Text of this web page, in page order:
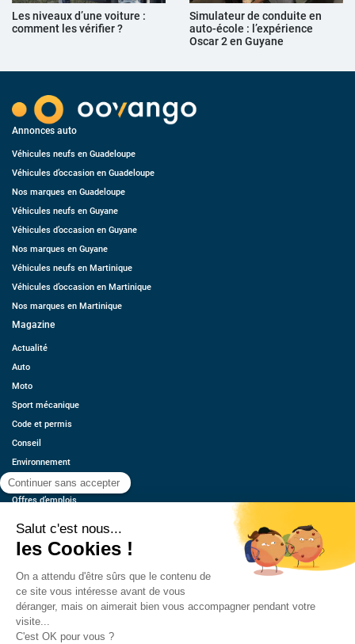
Les niveaux d’une voiture :
comment les vérifier ?
Simulateur de conduite en
auto-école : l’expérience
Oscar 2 en Guyane
Annonces auto
Véhicules neufs en Guadeloupe
Véhicules d’occasion en Guadeloupe
Nos marques en Guadeloupe
Véhicules neufs en Guyane
Véhicules d’occasion en Guyane
Nos marques en Guyane
Véhicules neufs en Martinique
Véhicules d’occasion en Martinique
Nos marques en Martinique
Magazine
Actualité
Auto
Moto
Sport mécanique
Code et permis
Conseil
Environnement
Économie
Offres d’emplois
Contact
Estimez votre voiture
Mentions légales
CGU